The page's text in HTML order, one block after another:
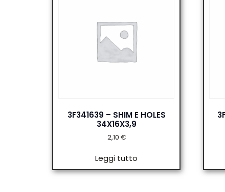
3F341639 – SHIM E HOLES
34X16X3,9
2,10 €
Leggi tutto